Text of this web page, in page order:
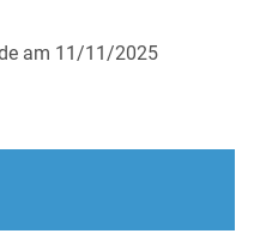
am 11/11/2025